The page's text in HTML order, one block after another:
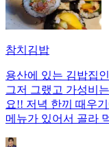
참치김밥
용산에 있는 김밥집
그저 그랬고 가성비
요!! 저녁 한끼 때우
메뉴가 있어서 골라